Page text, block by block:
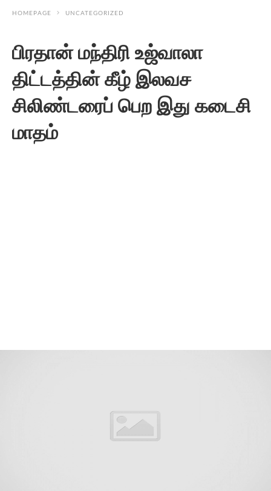
HOMEPAGE UNCATEGORIZED
பிரதான் மந்திரி உஜ்வாலா
திட்டத்தின் கீழ் இலவச
சிலிண்டரைப் பெற இது கடைசி
மாதம்